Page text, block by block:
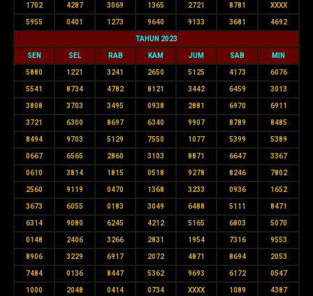
1702 4287 3069 1365 2721 8781 XXXX
5955 0401 1273 9640 9133 3681 4692
TAHUN 2023
SEN SEL RAB KAM JUM SAB MIN
5880 1221 3241 2650 5125 4173 6076
5541 8734 4782 8121 3442 6459 3013
3808 3703 3495 0938 2881 6970 6911
3721 6300 8697 6340 9907 8789 8485
8494 9703 5129 7550 1077 5399 5389
0667 6565 2860 3103 8871 6647 3367
0610 3814 1815 0518 9278 8246 7802
2560 9119 0470 1368 3233 0936 1652
3673 6055 0183 3049 6488 5111 8471
6314 9080 6245 4212 5165 6803 5070
0148 2406 3266 2831 1954 7316 9553
8906 3229 6917 2072 4871 8694 2053
7484 0136 8447 5362 9693 6172 0547
1000 2048 0414 0734 XXXX 1089 4387